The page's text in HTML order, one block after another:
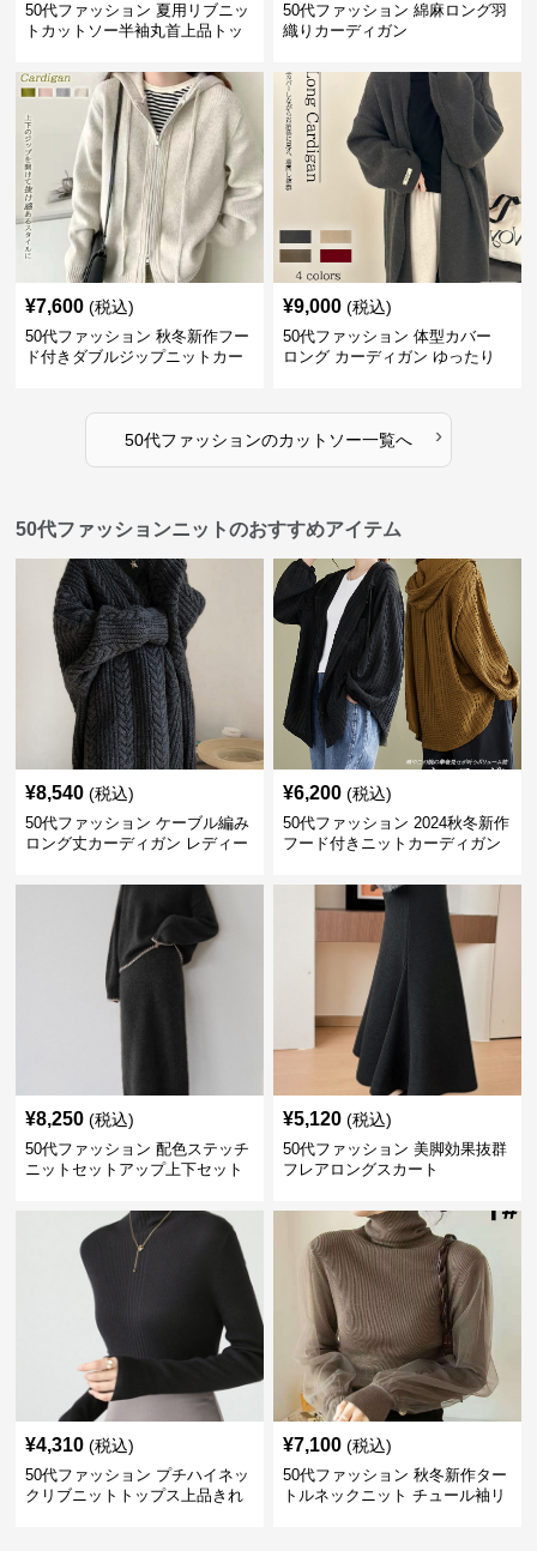
50代ファッション 夏用リブニッ
トカットソー半袖丸首上品トッ
50代ファッション 綿麻ロング羽
織りカーディガン
¥7,600 (税込)
50代ファッション 秋冬新作フー
ド付きダブルジップニットカー
¥9,000 (税込)
50代ファッション 体型カバー
ロング カーディガン ゆったり
50代ファッションのカットソー一覧へ ›
50代ファッションニットのおすすめアイテム
¥8,540 (税込)
50代ファッション ケーブル編み
ロング丈カーディガン レディー
¥6,200 (税込)
50代ファッション 2024秋冬新作
フード付きニットカーディガン
¥8,250 (税込)
50代ファッション 配色ステッチ
ニットセットアップ上下セット
¥5,120 (税込)
50代ファッション 美脚効果抜群
フレアロングスカート
¥4,310 (税込)
50代ファッション プチハイネッ
クリブニットトップス上品きれ
¥7,100 (税込)
50代ファッション 秋冬新作ター
トルネックニット チュール袖リ